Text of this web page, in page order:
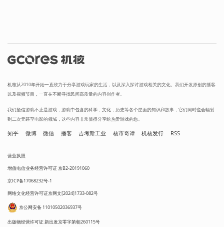
机核从2010年开始一直致力于分享游戏玩家的生活，以及深入探讨游戏相关的文化。我们开发原创的播客
以及视频节目，一直在不断寻找民间高质量的内容创作者。
我们坚信游戏不止是游戏，游戏中包含的科学，文化，历史等各个层面的知识和故事，它们同时也会辐射
到二次元甚至电影的领域，这些内容非常值得分享给热爱游戏的您。
知乎 微博 微信 播客 吉考斯工业 核市奇谭 机核发行 RSS
营业执照
增值电信业务经营许可证 京B2-20191060
京ICP备17068232号-1
网络文化经营许可证京网文[2024]1733-082号
京公网安备 11010502036937号
出版物经营许可证 新出发京零字第朝260115号